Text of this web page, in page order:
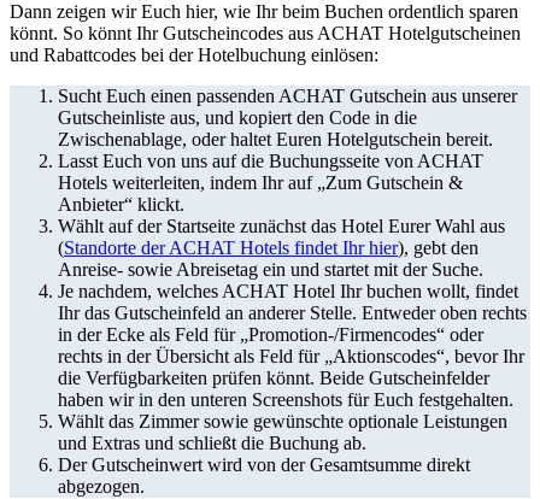
Dann zeigen wir Euch hier, wie Ihr beim Buchen ordentlich sparen
könnt. So könnt Ihr Gutscheincodes aus ACHAT Hotelgutscheinen
und Rabattcodes bei der Hotelbuchung einlösen:
Sucht Euch einen passenden ACHAT Gutschein aus unserer
Gutscheinliste aus, und kopiert den Code in die
Zwischenablage, oder haltet Euren Hotelgutschein bereit.
Lasst Euch von uns auf die Buchungsseite von ACHAT
Hotels weiterleiten, indem Ihr auf „Zum Gutschein &
Anbieter“ klickt.
Wählt auf der Startseite zunächst das Hotel Eurer Wahl aus
(Standorte der ACHAT Hotels findet Ihr hier), gebt den
Anreise- sowie Abreisetag ein und startet mit der Suche.
Je nachdem, welches ACHAT Hotel Ihr buchen wollt, findet
Ihr das Gutscheinfeld an anderer Stelle. Entweder oben rechts
in der Ecke als Feld für „Promotion-/Firmencodes“ oder
rechts in der Übersicht als Feld für „Aktionscodes“, bevor Ihr
die Verfügbarkeiten prüfen könnt. Beide Gutscheinfelder
haben wir in den unteren Screenshots für Euch festgehalten.
Wählt das Zimmer sowie gewünschte optionale Leistungen
und Extras und schließt die Buchung ab.
Der Gutscheinwert wird von der Gesamtsumme direkt
abgezogen.